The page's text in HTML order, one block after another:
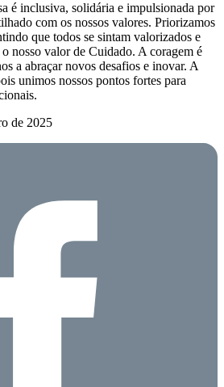
é inclusiva, solidária e impulsionada por
com os nossos valores. Priorizamos
que todos se sintam valorizados e
nosso valor de Cuidado. A coragem é
a abraçar novos desafios e inovar. A
unimos nossos pontos fortes para
de 2025